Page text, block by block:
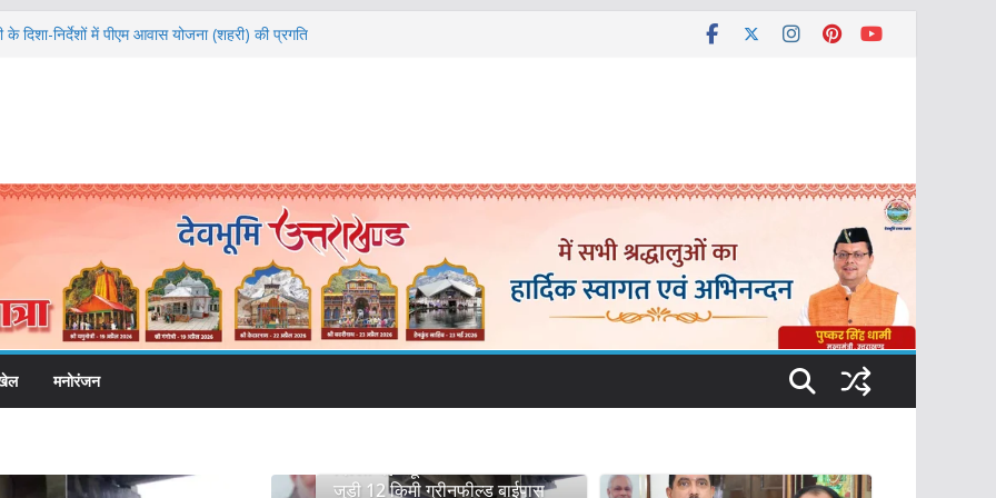
के दिशा-निर्देशों में पीएम आवास योजना (शहरी) की प्रगति
विकास प्रस्तावों को मिली मंजूरी, देहरादून-मसूरी के
रफ्तार
मनोरंजन
जुड़ी 12 किमी ग्रीनफील्ड बाईपास